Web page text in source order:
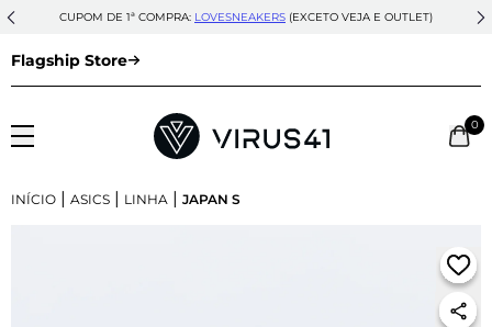
CUPOM DE 1ª COMPRA: LOVESNEAKERS (EXCETO VEJA E OUTLET)
Flagship Store
0
INÍCIO | ASICS | LINHA | JAPAN S